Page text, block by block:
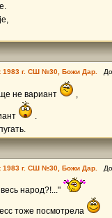
1983 г. СШ №30, Божи Дар.
не вариант ,
.
1983 г. СШ №30, Божи Дар.
народ?!..."
тоже посмотрела